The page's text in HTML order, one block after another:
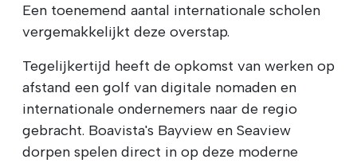
Een toenemend aantal internationale scholen
vergemakkelijkt deze overstap.
Tegelijkertijd heeft de opkomst van werken op
afstand een golf van digitale nomaden en
internationale ondernemers naar de regio
gebracht. Boavista's Bayview en Seaview
dorpen spelen direct in op deze moderne